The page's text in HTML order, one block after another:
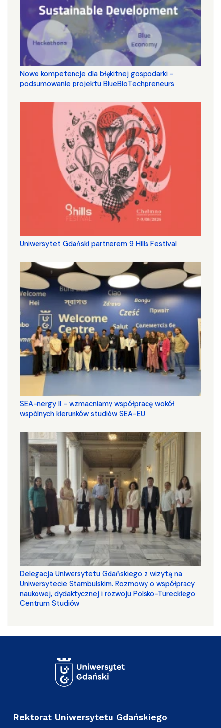
Nowe kompetencje dla błękitnej gospodarki -
podsumowanie projektu BlueBioTechpreneurs
Uniwersytet Gdański partnerem 9 Hills Festival
SEA-nergy II - wzmacniamy współpracę wokół
wspólnych kierunków studiów SEA-EU
Delegacja Uniwersytetu Gdańskiego z wizytą na
Uniwersytecie Stambulskim. Rozmowy o współpracy
naukowej, dydaktycznej i rozwoju Polsko-Tureckiego
Centrum Studiów
Rektorat Uniwersytetu Gdańskiego